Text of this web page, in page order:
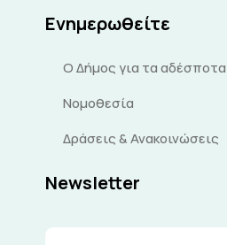
Ενημερωθείτε
Ο Δήμος για τα αδέσποτα
Νομοθεσία
Δράσεις & Ανακοινώσεις
Newsletter